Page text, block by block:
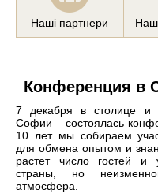
Наші партнери
Конференция в
7 декабря в столице и
Софии – состоялась
10 лет мы собираем
для обмена опытом и
растет число гостей и
страны, но
атмосфера.